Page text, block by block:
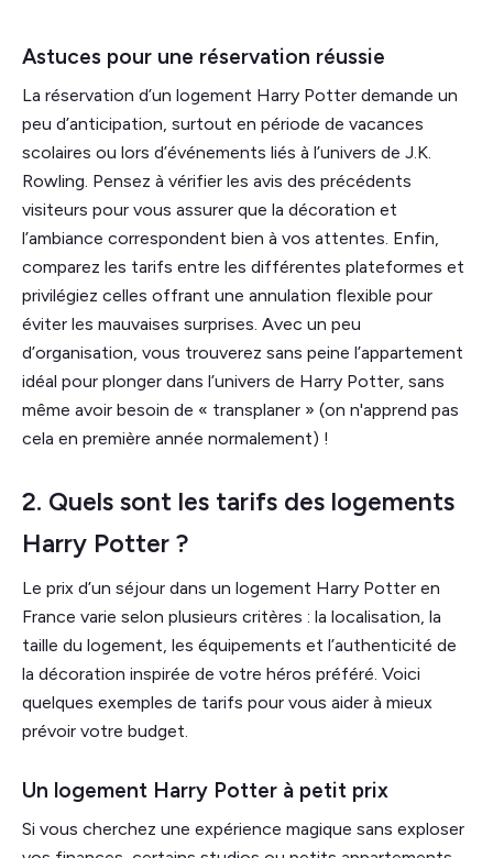
Astuces pour une réservation réussie
La réservation d’un logement Harry Potter demande un
peu d’anticipation, surtout en période de vacances
scolaires ou lors d’événements liés à l’univers de J.K.
Rowling. Pensez à vérifier les avis des précédents
visiteurs pour vous assurer que la décoration et
l’ambiance correspondent bien à vos attentes. Enfin,
comparez les tarifs entre les différentes plateformes et
privilégiez celles offrant une annulation flexible pour
éviter les mauvaises surprises. Avec un peu
d’organisation, vous trouverez sans peine l’appartement
idéal pour plonger dans l’univers de Harry Potter, sans
même avoir besoin de « transplaner » (on n'apprend pas
cela en première année normalement) !
2. Quels sont les tarifs des logements
Harry Potter ?
Le prix d’un séjour dans un logement Harry Potter en
France varie selon plusieurs critères : la localisation, la
taille du logement, les équipements et l’authenticité de
la décoration inspirée de votre héros préféré. Voici
quelques exemples de tarifs pour vous aider à mieux
prévoir votre budget.
Un logement Harry Potter à petit prix
Si vous cherchez une expérience magique sans exploser